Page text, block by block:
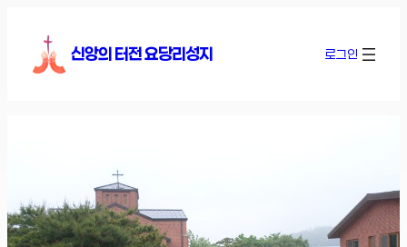
신앙의 터전 요당리성지 로그인